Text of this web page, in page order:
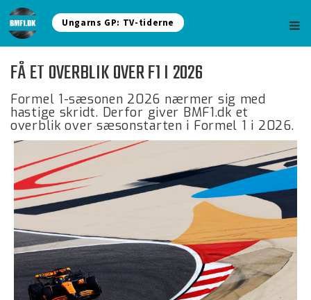
Ungarns GP: TV-tiderne
FÅ ET OVERBLIK OVER F1 I 2026
Formel 1-sæsonen 2026 nærmer sig med
hastige skridt. Derfor giver BMF1.dk et
overblik over sæsonstarten i Formel 1 i 2026.